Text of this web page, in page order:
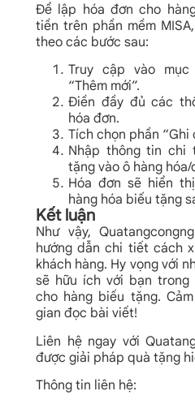
Để lập hóa đơn cho
tiền trên phần mềm
theo các bước sau:
Truy cập vào
“Thêm mới”.
Điền đầy đủ các
hóa đơn.
Tích chọn phần “Ghi
Nhập thông tin chi
tặng vào ô hàng hóa/
Hóa đơn sẽ hiển
hàng hóa biếu tặng
Kết luận
Như vậy,
hướng dẫn chi tiết cách
khách hàng. Hy vọng với
sẽ hữu ích với bạn
cho hàng biếu tặng.
gian đọc bài viết!
Liên hệ ngay với
được giải pháp quà tặng
Thông tin liên hệ: